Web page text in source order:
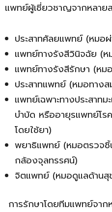
แพทย์ผู้เชี่ยวชาญจากหลาย
ประสาทศัลยแพทย์ (หมอ
แพทย์ทางรังสีวินิจฉัย (ห
แพทย์ทางรังสีรักษา (หม
ประสาทแพทย์ (หมอทางส
แพทย์เฉพาะทางประสาท
บำบัด หรืออายุรแพทย์โร
โดยใช้ยา)
พยาธิแพทย์ (หมอตรวจชิ้
กล้องจุลทรรศน์)
จิตแพทย์ (หมอดูแลด้านสุ
การรักษาโดยทีมแพทย์จาก